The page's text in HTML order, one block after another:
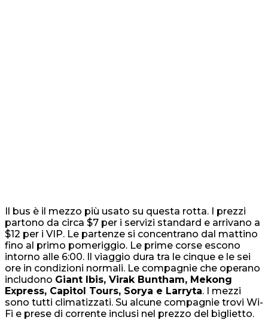
Il bus è il mezzo più usato su questa rotta. I prezzi
partono da circa $7 per i servizi standard e arrivano a
$12 per i VIP. Le partenze si concentrano dal mattino
fino al primo pomeriggio. Le prime corse escono
intorno alle 6:00. Il viaggio dura tra le cinque e le sei
ore in condizioni normali. Le compagnie che operano
includono Giant Ibis, Virak Buntham, Mekong
Express, Capitol Tours, Sorya e Larryta. I mezzi
sono tutti climatizzati. Su alcune compagnie trovi Wi-
Fi e prese di corrente inclusi nel prezzo del biglietto.